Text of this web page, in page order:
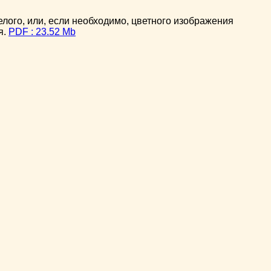
или, если необходимо, цветного изображения
PDF : 23.52 Mb